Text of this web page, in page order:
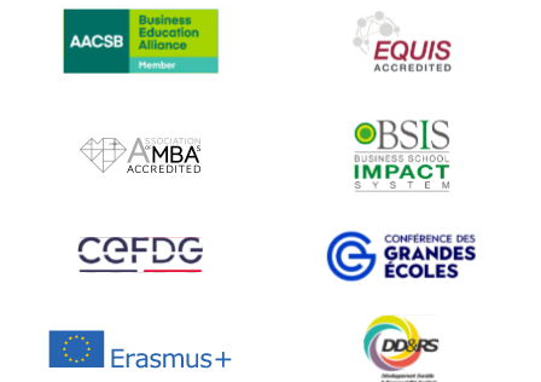
IMAGE
IMAGE
IMAGE
IMAGE IMAGE